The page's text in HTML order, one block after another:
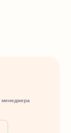
менеджера